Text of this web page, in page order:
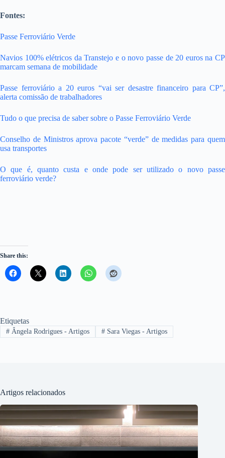
Fontes:
Passe Ferroviário Verde
Navios 100% elétricos da Transtejo e o novo passe de 20 euros na CP
marcam semana de mobilidade
Passe ferroviário a 20 euros “vai ser desastre financeiro para CP”,
alerta comissão de trabalhadores
Tudo o que precisa de saber sobre o Passe Ferroviário Verde
Conselho de Ministros aprova pacote “verde” de medidas para quem
usa transportes
O que é, quanto custa e onde pode ser utilizado o novo passe
ferroviário verde?
Share this:
Etiquetas
#Ângela Rodrigues - Artigos #Sara Viegas - Artigos
Artigos relacionados